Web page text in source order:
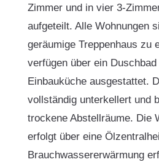
Zimmer und in vier 3-
aufgeteilt. Alle Wohnungen
geräumige Treppenhaus zu
verfügen über ein
Einbauküche ausgestattet.
vollständig unterkellert und
trockene Abstellräume. Die
erfolgt über eine
Brauchwassererwärmung